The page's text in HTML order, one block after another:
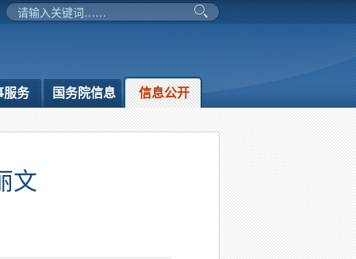
服务 国务院信息 信息公开
文